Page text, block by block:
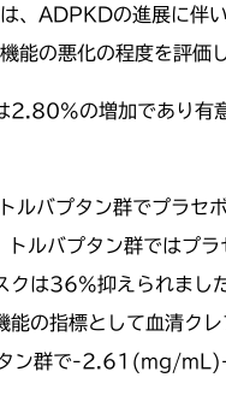
、ADPKDの進展に伴
能の悪化の程度を評価
2.80%の増加であり有
ルバプタン群でプラセ
バプタン群ではプラ
は36%抑えられまし
指標として血清クレ
ン群で-2.61(mg/mL)-